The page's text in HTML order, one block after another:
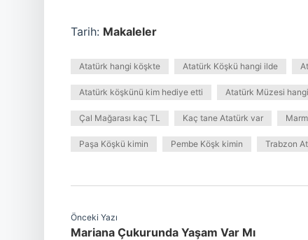
Tarih: Makaleler
Atatürk hangi köşkte Atatürk Köşkü hangi ilde
Atatürk köşkünü kim hediye etti Atatürk Müzesi
Çal Mağarası kaç TL Kaç tane Atatürk var
Paşa Köşkü kimin Pembe Köşk kimin Trabzon
Önceki Yazı
Mariana Çukurunda Yaşam Var Mı